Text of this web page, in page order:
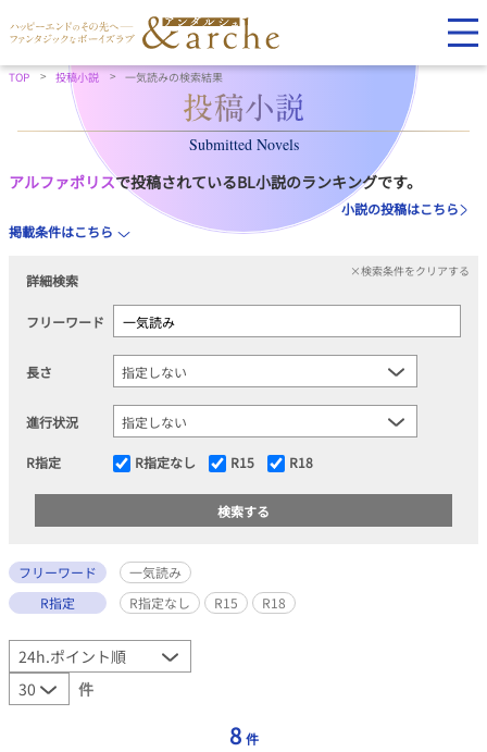
TOP 投稿小説 一気読みの検索結果
Submitted Novels
アルファポリスで投稿されているBL小説のランキングです。
小説の投稿はこちら
掲載条件はこちら
詳細検索
×検索条件をクリアする
フリーワード
長さ
進行状況
R指定 R指定なし R15 R18
フリーワード
一気読み
R指定
R指定なし R15 R18
件
8 件